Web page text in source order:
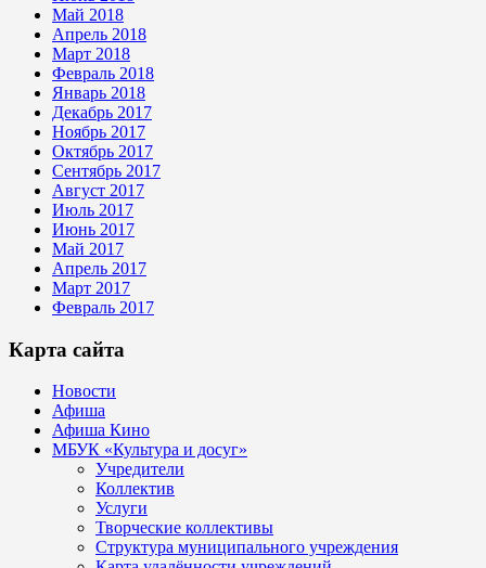
Май 2018
Апрель 2018
Март 2018
Февраль 2018
Январь 2018
Декабрь 2017
Ноябрь 2017
Октябрь 2017
Сентябрь 2017
Август 2017
Июль 2017
Июнь 2017
Май 2017
Апрель 2017
Март 2017
Февраль 2017
Карта сайта
Новости
Афиша
Афиша Кино
МБУК «Культура и досуг»
Учредители
Коллектив
Услуги
Творческие коллективы
Структура муниципального учреждения